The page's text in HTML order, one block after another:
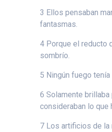
3 Ellos pensaban
fantasmas.
4 Porque el reducto
sombrío.
5 Ningún fuego
6 Solamente
consideraban lo que
7 Los artificios de la